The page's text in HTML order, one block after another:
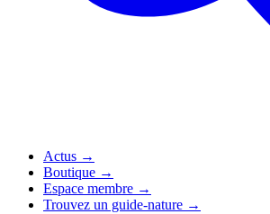
Actus →
Boutique →
Espace membre →
Trouvez un guide-nature →